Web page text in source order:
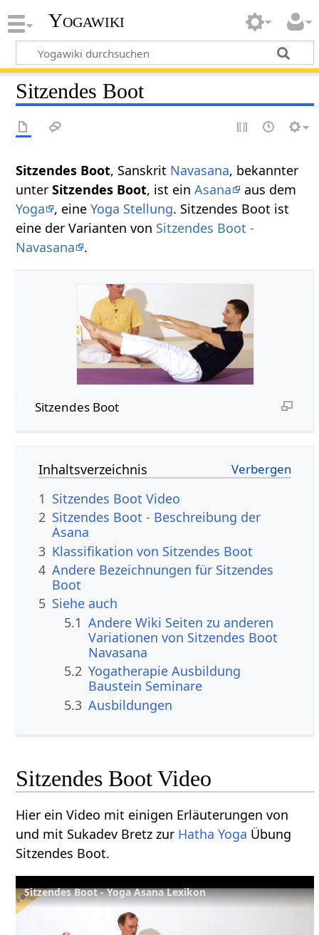
Yogawiki
Sitzendes Boot
Sitzendes Boot, Sanskrit Navasana, bekannter
unterSitzendes Boot, ist einAsana
aus dem
Yoga
, eineYoga Stellung. Sitzendes Boot ist
eine der Varianten von Sitzendes Boot -
Navasana
.
Sitzendes Boot
Inhaltsverzeichnis
1 Sitzendes Boot Video
2 Sitzendes Boot - Beschreibung der
Asana
3 Klassifikation von Sitzendes Boot
4 Andere Bezeichnungen für Sitzendes
Boot
5 Siehe auch
5.1 Andere Wiki Seiten zu anderen
Variationen von Sitzendes Boot
Navasana
5.2 Yogatherapie Ausbildung
Baustein Seminare
5.3 Ausbildungen
Sitzendes Boot Video
Hier ein Video mit einigen Erläuterungen von
und mit Sukadev Bretz zur Hatha Yoga Übung
Sitzendes Boot.
Sitzendes Boot - Yoga Asana Lexikon